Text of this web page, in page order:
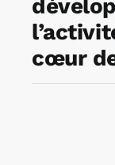
Rechercher:
cœur